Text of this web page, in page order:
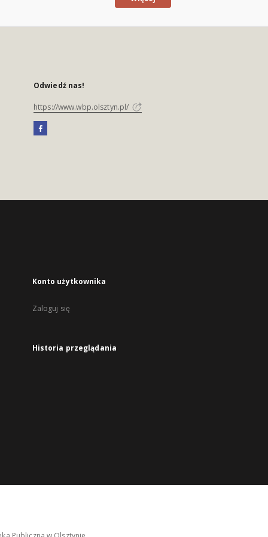
Odwiedź nas!
https://www.wbp.olsztyn.pl/
Konto użytkownika
Zaloguj się
Historia przeglądania